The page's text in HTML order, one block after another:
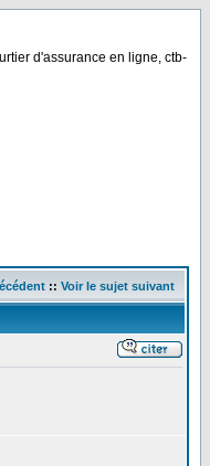
d'assurance en ligne, ctb-
:: Voir le sujet suivant